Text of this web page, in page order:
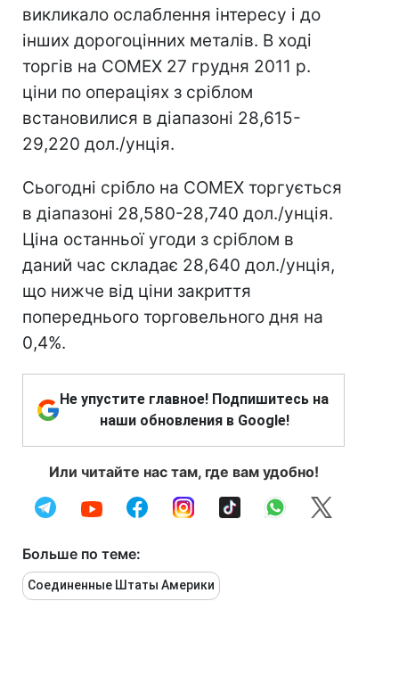
викликало ослаблення інтересу і до
інших дорогоцінних металів. В ході
торгів на COMEX 27 грудня 2011 р.
ціни по операціях з сріблом
встановилися в діапазоні 28,615-
29,220 дол./унція.
Сьогодні срібло на COMEX торгується
в діапазоні 28,580-28,740 дол./унція.
Ціна останньої угоди з сріблом в
даний час складає 28,640 дол./унція,
що нижче від ціни закриття
попереднього торговельного дня на
0,4%.
Не упустите главное! Подпишитесь на
наши обновления в Google!
Или читайте нас там, где вам удобно!
Больше по теме:
Соединенные Штаты Америки